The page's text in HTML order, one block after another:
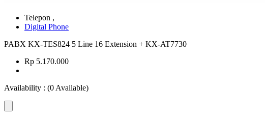
Telepon ,
Digital Phone
PABX KX-TES824 5 Line 16 Extension + KX-AT7730
Rp 5.170.000
Availability : (0 Available)